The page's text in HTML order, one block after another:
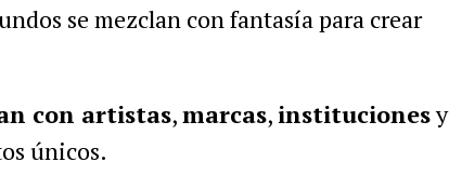
se mezclan con fantasía para crear
con artistas,marcas, institucionesy
únicos.